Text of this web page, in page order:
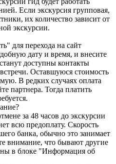
Если экскурсия групповая,
их количество зависит от
экскурсии.
для перехода на сайт
дату и время, и внесите
доступны контакты
Оставшуюся стоимость
В редких случаях оплата
партнера. Тогда платить
за 48 часов до экскурсии
всю предоплату. Скорость
банка, обычно это занимает
внимание, что бывают другие
в блоке "Информация об